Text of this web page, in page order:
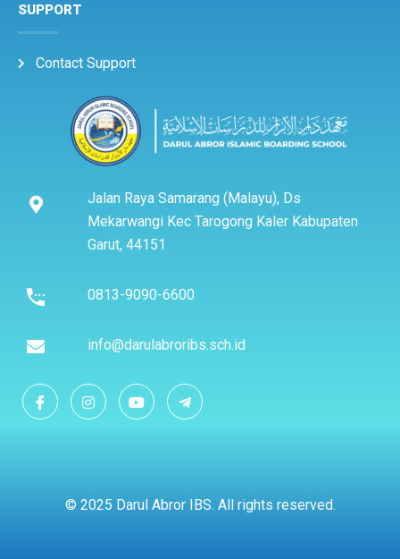
SUPPORT
Contact Support
Jalan Raya Samarang (Malayu), Ds
Mekarwangi Kec Tarogong Kaler Kabupaten
Garut, 44151
0813-9090-6600
info@darulabroribs.sch.id
© 2025 Darul Abror IBS. All rights reserved.